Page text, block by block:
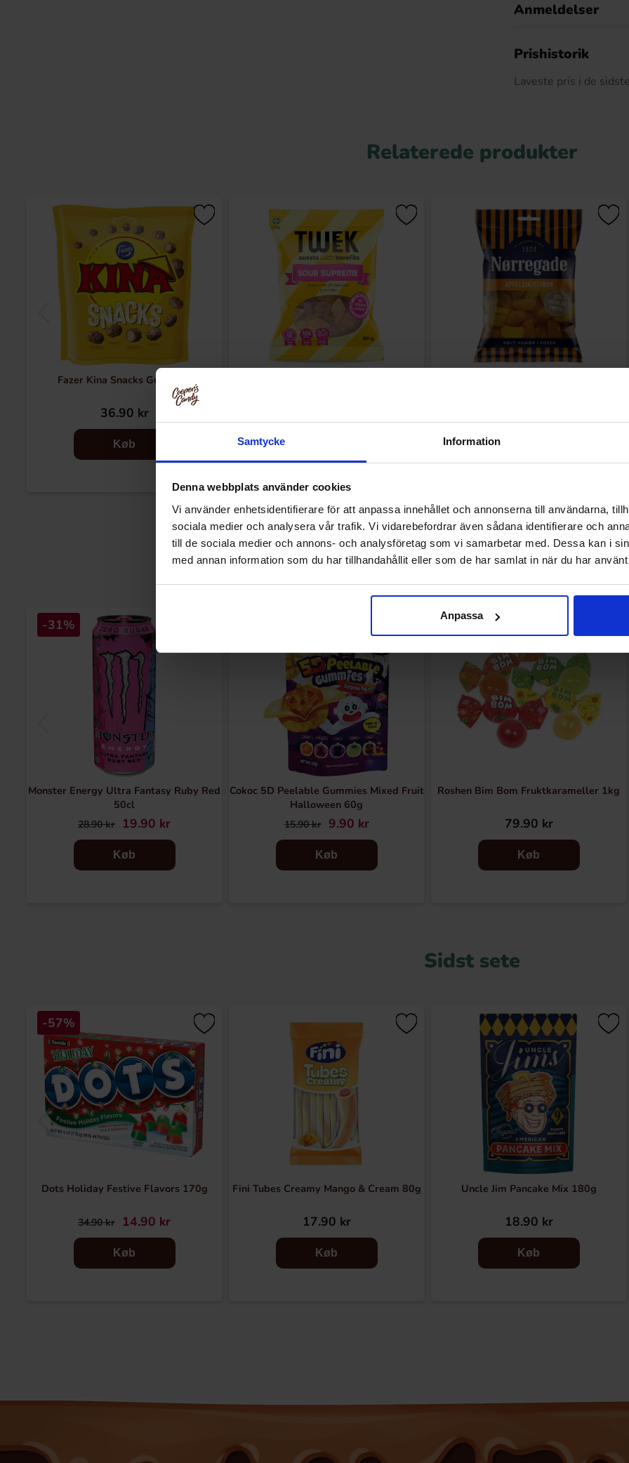
Samtycke Information
Denna webbplats använder cookies
Vi använder enhetsidentifierare för att anpassa innehållet och annonserna till användarna,
sociala medier och analysera vår trafik. Vi vidarebefordrar även sådana identifierare och
till de sociala medier och annons- och analysföretag som vi samarbetar med. Dessa kan i
med annan information som du har tillhandahållit eller som de har samlat in när du har
Anpassa
Anmeldelser
Prishistorik
Laveste pris i de
Relaterede produkter
Fazer Kina Snacks Gul 150g
36.90 kr
Køb
Andre kunne lide
-31%
Monster Energy Ultra Fantasy Ruby Red
50cl
28.90 kr 19.90 kr
Køb
Cokoc 5D Peelable Gummies Mixed Fruit
Halloween 60g
15.90 kr 9.90 kr
Køb
Roshen Bim Bom Fruktkarameller 1kg
79.90 kr
Køb
Sidst sete
-57%
Dots Holiday Festive Flavors 170g
34.90 kr 14.90 kr
Køb
Fini Tubes Creamy Mango & Cream 80g
17.90 kr
Køb
Uncle Jim Pancake Mix 180g
18.90 kr
Køb